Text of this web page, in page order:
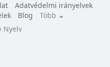
Adatvédelmi irányelvek
Blog
Több
Nyelv